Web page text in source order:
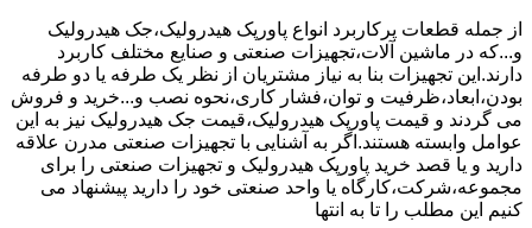
از جمله قطعات پرکاربرد انواع پاورپک هیدرولیک،جک هیدرولیک
و...که در ماشین آلات،تجهیزات صنعتی و صنایع مختلف کاربرد
دارند.این تجهیزات بنا به نیاز مشتریان از نظر یک طرفه یا دو طرفه
بودن،ابعاد،ظرفیت و توان،فشار کاری،نحوه نصب و...خرید و فروش
می گردند و قیمت پاورپک هیدرولیک،قیمت جک هیدرولیک نیز به این
عوامل وابسته هستند.اگر به آشنایی با تجهیزات صنعتی مدرن علاقه
دارید و یا قصد خرید پاورپک هیدرولیک و تجهیزات صنعتی را برای
مجموعه،شرکت،کارگاه یا واحد صنعتی خود را دارید پیشنهاد می
کنیم این مطلب را تا به انتها